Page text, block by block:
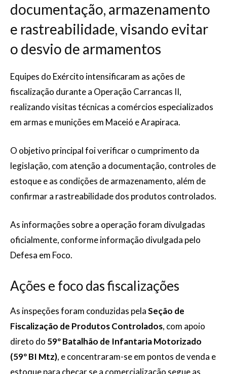
documentação, armazenamento
e rastreabilidade, visando evitar
o desvio de armamentos
Equipes do Exército intensificaram as ações de
fiscalização durante a Operação Carrancas II,
realizando visitas técnicas a comércios especializados
em armas e munições em Maceió e Arapiraca.
O objetivo principal foi verificar o cumprimento da
legislação, com atenção a documentação, controles de
estoque e as condições de armazenamento, além de
confirmar a rastreabilidade dos produtos controlados.
As informações sobre a operação foram divulgadas
oficialmente, conforme informação divulgada pelo
Defesa em Foco.
Ações e foco das fiscalizações
As inspeções foram conduzidas pelaSeção de
Fiscalização de Produtos Controlados, com apoio
direto do 59º Batalhão de Infantaria Motorizado
(59º BI Mtz), e concentraram-se em pontos de venda e
estoque para checar se a comercialização segue as